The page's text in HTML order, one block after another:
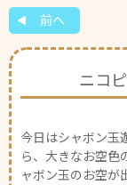
前へ
ニコ
今日はシャボン玉
ら、大きなお空色
ャボン玉のお空が